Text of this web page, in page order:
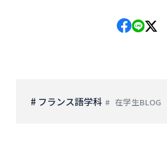
# フランス語学科 在学生BLOG